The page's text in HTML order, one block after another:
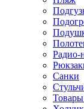
Радио-
Санки